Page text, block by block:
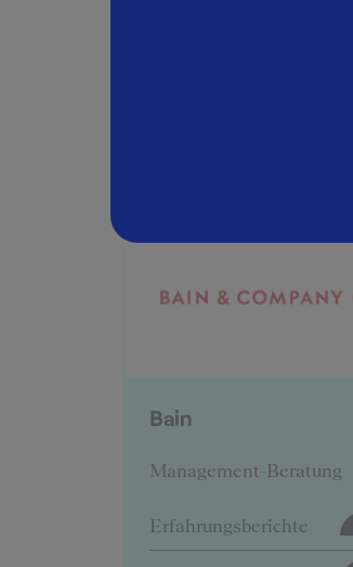
BearingPoint
Management-Beratung
Erfahrungsberichte